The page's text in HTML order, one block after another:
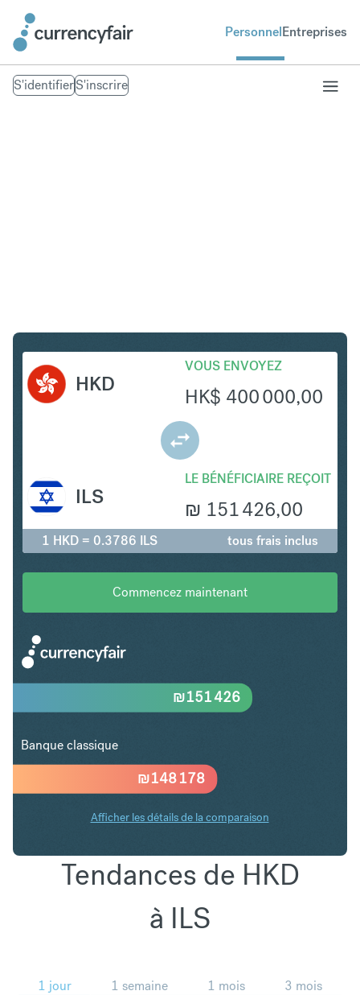
PersonnelEntreprises
S'identifierS'inscrire
HKD
VOUS ENVOYEZ
HK$ 400 000,00
LE BÉNÉFICIAIRE REÇOIT
₪ 151 426,00
ILS
1 HKD = 0.3786 ILS tous frais inclus
Commencez maintenant
₪148 178
₪151 426
Banque classique
Afficher les détails de la comparaison
Tendances de HKD
à ILS
1 jour 1 semaine 1 mois 3 mois